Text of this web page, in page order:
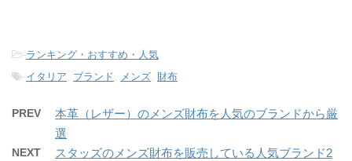
-ランキング・おすすめ・人気
-イタリア ブランド メンズ 財布
PREV
本革（レザー）のメンズ財布を人気のブランドから厳
選
NEXT
スタッズのメンズ財布を販売している人気ブランド2